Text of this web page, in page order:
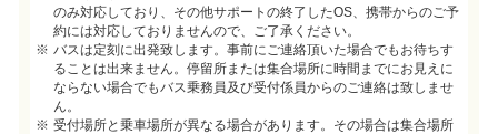
のみ対応しており、その他サポートの終了したOS、携帯からのご予
約には対応しておりませんので、ご了承ください。
バスは定刻に出発致します。事前にご連絡頂いた場合でもお待ちす
ることは出来ません。停留所または集合場所に時間までにお見えに
ならない場合でもバス乗務員及び受付係員からのご連絡は致しませ
ん。
受付場所と乗車場所が異なる場合があります。その場合は集合場所